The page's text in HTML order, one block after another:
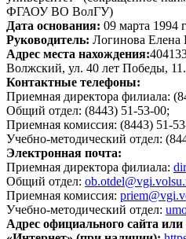
ФГАОУ ВО ВолГУ)
Дата основания: 09 марта 1994
Руководитель: Логинова Елена
Адрес места нахождения:
Волжский, ул. 40 лет Победы, 11.
Контактные телефоны:
Приемная директора филиала:
Общий отдел: (8443) 51-53-00;
Приемная комиссия: (8443) 51-
Учебно-методический отдел:
Электронная почта:
Приемная директора филиала:
Общий отдел:
Приемная комиссия:
Учебно-методический отдел:
Адрес официального сайта